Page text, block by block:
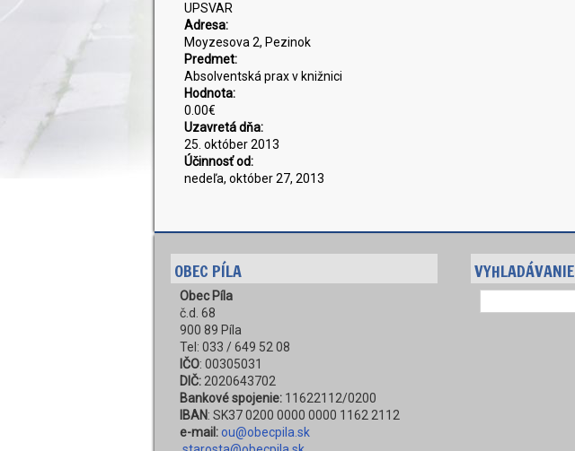
UPSVAR
Adresa:
Moyzesova 2, Pezinok
Predmet:
Absolventská prax v knižnici
Hodnota:
0.00€
Uzavretá dňa:
25. október 2013
Účinnosť od:
nedeľa, október 27, 2013
OBEC PÍLA
Obec Píla
č.d. 68
900 89 Píla
Tel: 033 / 649 52 08
IČO: 00305031
DIČ:2020643702
Bankové spojenie:11622112/0200
IBAN: SK37 0200 0000 0000 1162 2112
e-mail:ou@obecpila.sk
VYHLADÁVANIE